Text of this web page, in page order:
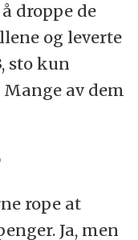
droppe de
og leverte
sto kun
av dem
rope at
Ja, men